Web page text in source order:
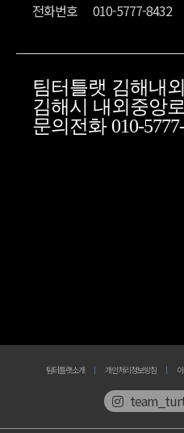
전화번호
010-5777-8432
팀터틀랫 김해내
김해시 내외중앙
문의전화 010-
팀터틀랫소개 개인처리정보방침